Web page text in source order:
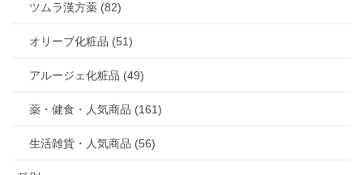
ツムラ漢方薬 (82)
オリーブ化粧品 (51)
アルージェ化粧品 (49)
薬・健食・人気商品 (161)
生活雑貨・人気商品 (56)